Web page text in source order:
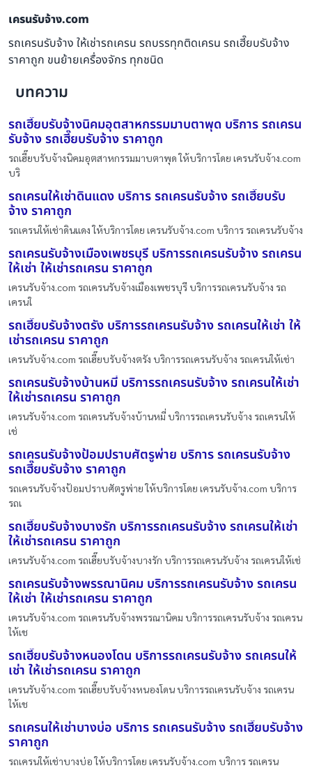
เครนรับจ้าง.com
รถเครนรับจ้าง ให้เช่ารถเครน รถบรรทุกติดเครน รถเฮี๊ยบรับจ้าง
ราคาถูก ขนย้ายเครื่องจักร ทุกชนิด
บทความ
รถเฮี๊ยบรับจ้างนิคมอุตสาหกรรมมาบตาพุด บริการ รถเครน
รับจ้าง รถเฮี๊ยบรับจ้าง ราคาถูก
รถเฮี๊ยบรับจ้างนิคมอุตสาหกรรมมาบตาพุด ให้บริการโดย เครนรับจ้าง.com
บริ
รถเครนให้เช่าดินแดง บริการ รถเครนรับจ้าง รถเฮี๊ยบรับ
จ้าง ราคาถูก
รถเครนให้เช่าดินแดง ให้บริการโดย เครนรับจ้าง.com บริการ รถเครนรับจ้าง
รถเครนรับจ้างเมืองเพชรบุรี บริการรถเครนรับจ้าง รถเครน
ให้เช่า ให้เช่ารถเครน ราคาถูก
เครนรับจ้าง.com รถเครนรับจ้างเมืองเพชรบุรี บริการรถเครนรับจ้าง รถ
เครนใ
รถเฮี๊ยบรับจ้างตรัง บริการรถเครนรับจ้าง รถเครนให้เช่า ให้
เช่ารถเครน ราคาถูก
เครนรับจ้าง.com รถเฮี๊ยบรับจ้างตรัง บริการรถเครนรับจ้าง รถเครนให้เช่า
รถเครนรับจ้างบ้านหมี่ บริการรถเครนรับจ้าง รถเครนให้เช่า
ให้เช่ารถเครน ราคาถูก
เครนรับจ้าง.com รถเครนรับจ้างบ้านหมี่ บริการรถเครนรับจ้าง รถเครนให้
เช่
รถเครนรับจ้างป้อมปราบศัตรูพ่าย บริการ รถเครนรับจ้าง
รถเฮี๊ยบรับจ้าง ราคาถูก
รถเครนรับจ้างป้อมปราบศัตรูพ่าย ให้บริการโดย เครนรับจ้าง.com บริการ
รถเ
รถเฮี๊ยบรับจ้างบางรัก บริการรถเครนรับจ้าง รถเครนให้เช่า
ให้เช่ารถเครน ราคาถูก
เครนรับจ้าง.com รถเฮี๊ยบรับจ้างบางรัก บริการรถเครนรับจ้าง รถเครนให้เช่
รถเครนรับจ้างพรรณานิคม บริการรถเครนรับจ้าง รถเครน
ให้เช่า ให้เช่ารถเครน ราคาถูก
เครนรับจ้าง.com รถเครนรับจ้างพรรณานิคม บริการรถเครนรับจ้าง รถเครน
ให้เช
รถเฮี๊ยบรับจ้างหนองโดน บริการรถเครนรับจ้าง รถเครนให้
เช่า ให้เช่ารถเครน ราคาถูก
เครนรับจ้าง.com รถเฮี๊ยบรับจ้างหนองโดน บริการรถเครนรับจ้าง รถเครน
ให้เช
รถเครนให้เช่าบางบ่อ บริการ รถเครนรับจ้าง รถเฮี๊ยบรับจ้าง
ราคาถูก
รถเครนให้เช่าบางบ่อ ให้บริการโดย เครนรับจ้าง.com บริการ รถเครน